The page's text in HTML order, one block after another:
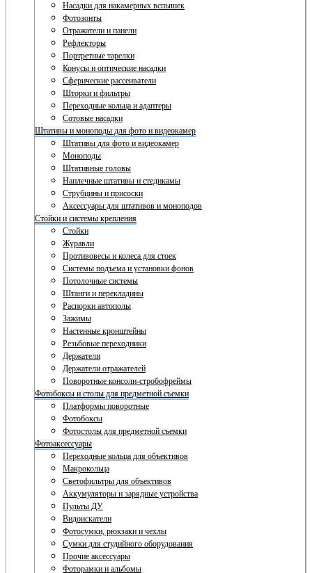
Насадки для накамерных вспышек
Фотозонты
Отражатели и панели
Рефлекторы
Портретные тарелки
Конусы и оптические насадки
Сферические рассеиватели
Шторки и фильтры
Переходные кольца и адаптеры
Сотовые насадки
Штативы и моноподы для фото и видеокамер
Штативы для фото и видеокамер
Моноподы
Штативные головы
Наплечные штативы и стедикамы
Струбцины и присоски
Аксессуары для штативов и моноподов
Стойки и системы крепления
Стойки
Журавли
Противовесы и колеса для стоек
Системы подъема и установки фонов
Потолочные системы
Штанги и перекладины
Распорки автополы
Зажимы
Настенные кронштейны
Резьбовые переходники
Держатели
Держатели отражателей
Поворотные консоли-стробофреймы
Фотобоксы и столы для предметной съемки
Платформы поворотные
Фотобоксы
Фотостолы для предметной съемки
Фотоаксессуары
Переходные кольца для объективов
Макрокольца
Светофильтры для объективов
Аккумуляторы и зарядные устройства
Пульты ДУ
Видоискатели
Фотосумки, рюкзаки и чехлы
Сумки для студийного оборудования
Прочие аксессуары
Фоторамки и альбомы